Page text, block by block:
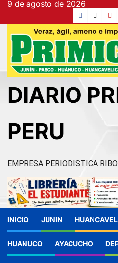
contenido
9 de agosto de 2026
Facebook
TikTok
DIARIO
PERU
EMPRESA PERIODISTICA
INICIO JUNIN
HUANUCO AYACUCHO